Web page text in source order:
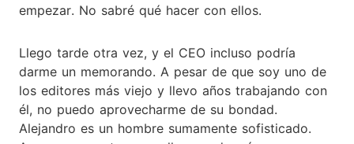
empezar. No sabré qué hacer con ellos.
Llego tarde otra vez, y el CEO incluso podría
darme un memorando. A pesar de que soy uno de
los editores más viejo y llevo años trabajando con
él, no puedo aprovecharme de su bondad.
Alejandro es un hombre sumamente sofisticado.